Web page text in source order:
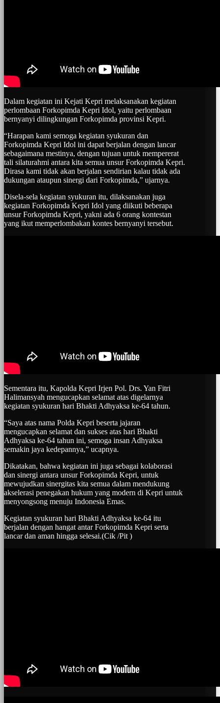
Dalam kegiatan ini Kejati Kepri melaksanakan kegiatan
perlombaan Forkopimda Kepri Idol, yaitu perlombaan
bernyanyi dilingkungan Forkopimda provinsi Kepri.
“Harapan kami semoga kegiatan syukuran dan
Forkopimda Kepri Idol ini dapat berjalan dengan lancar
sebagaimana mestinya, dengan tujuan untuk mempererat
tali silaturahmi antara kita semua unsur Forkopimda Kepri.
Dirasa kami tidak akan berjalan sendirian kalau tidak ada
dukungan ataupun sinergi dari Forkopimda,” ujarnya.
Disela-sela kegiatan syukuran itu, dilaksanakan juga
kegiatan Forkopimda Kepri Idol yang diikuti beberapa
unsur Forkopimda Kepri, yakni ada 6 orang kontestan
yang ikut memperlombakan kontes bernyanyi tersebut.
Sementara itu, Kapolda Kepri Irjen Pol. Drs. Yan Fitri
Halimansyah mengucapkan selamat atas digelarnya
kegiatan syukuran hari Bhakti Adhyaksa ke-64 tahun.
“Saya atas nama Polda Kepri beserta jajaran
mengucapkan selamat dan sukses atas hari Bhakti
Adhyaksa ke-64 tahun ini, semoga insan Adhyaksa
semakin jaya kedepannya,” ucapnya.
Dikatakan, bahwa kegiatan ini juga sebagai kolaborasi
dan sinergi antara unsur Forkopimda Kepri, untuk
mewujudkan sinergitas kita semua dalam mendukung
akselerasi penegakan hukum yang modern di Kepri untuk
menyongsong menuju Indonesia Emas.
Kegiatan syukuran hari Bhakti Adhyaksa ke-64 itu
berjalan dengan hangat antar Forkopimda Kepri serta
lancar dan aman hingga selesai.(Cik /Pit )